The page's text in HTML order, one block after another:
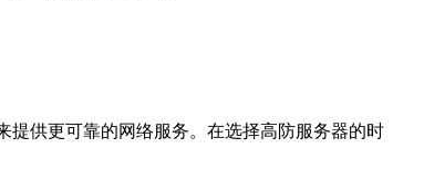
提供更可靠的网络服务。在选择高防服务器的时